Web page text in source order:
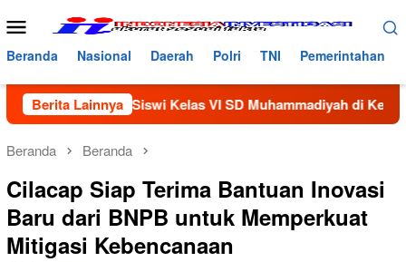
ke
konten
Menu
Mobile
Beranda Nasional Daerah Polri TNI Pemerintahan
Berita Lainnya
Siswi Kelas VI SD Muhammadiyah di Keluarkan Dari
Beranda Beranda
Cilacap Siap Terima Bantuan Inovasi
Baru dari BNPB untuk Memperkuat
Mitigasi Kebencanaan